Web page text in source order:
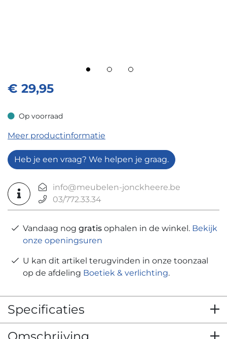
€ 29,95
Op voorraad
Op voorraad
Meer productinformatie
Heb je een vraag? We helpen je graag.
info@meubelen-jonckheere.be
03/772.33.34
Vandaag nog gratis ophalen in de winkel. Bekijk
onze openingsuren
U kan dit artikel terugvinden in onze toonzaal
op de afdeling Boetiek & verlichting.
Specificaties